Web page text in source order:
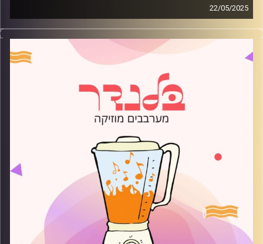
22/05/2025
מוזיקה רגועה לפתוח איתה את הבוקר בהגשת מאי לין
קרדיט תמונות:
AudioVersity